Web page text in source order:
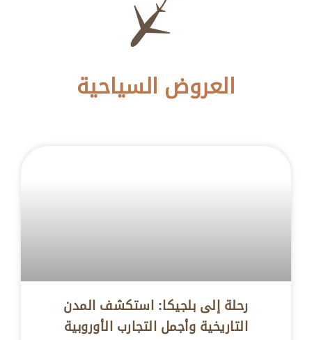
العروض السياحية
رحلة إلى بلجيكا: استكشف المدن
التاريخية وأجمل التجارب الأوروبية